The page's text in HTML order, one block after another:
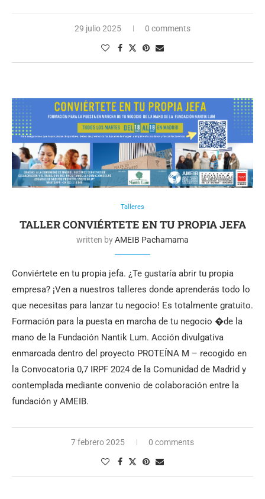
29 julio 2025 0 comments
Talleres
TALLER CONVIÉRTETE EN TU PROPIA JEFA
written byAMEIB Pachamama
Conviértete en tu propia jefa. ¿Te gustaría abrir tu propia
empresa? ¡Ven a nuestros talleres donde aprenderás todo lo
que necesitas para lanzar tu negocio! Es totalmente gratuito.
Formación para la puesta en marcha de tu negocio �de la
mano de la Fundación Nantik Lum. Acción divulgativa
enmarcada dentro del proyecto PROTEÍNA M – recogido en
la Convocatoria 0,7 IRPF 2024 de la Comunidad de Madrid y
contemplada mediante convenio de colaboración entre la
fundación y AMEIB.
7 febrero 2025 0 comments